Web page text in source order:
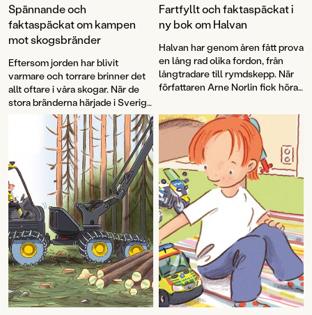
Spännande och
faktaspäckat om kampen
mot skogsbränder
Eftersom jorden har blivit
varmare och torrare brinner det
allt oftare i våra skogar. När de
stora bränderna härjade i Sverige
2018 uppstod idén att skapa en
faktabok för barn och låta Arne
Norlins och Jonas Burmans
populära barnbokskaraktär
Halvan prova på
brandflygaryrket.
Fartfyllt och faktaspäckat i
ny bok om Halvan
Halvan har genom åren fått prova
en lång rad olika fordon, från
långtradare till rymdskepp. När
författaren Arne Norlin fick höra
används i sökandet efter barn
som gått vilse fick Halvan ett
nytt spännande uppdrag.